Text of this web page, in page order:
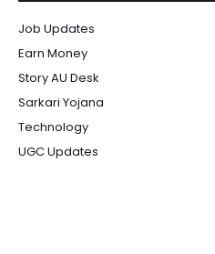
Job Updates
Earn Money
Story AU Desk
Sarkari Yojana
Technology
UGC Updates